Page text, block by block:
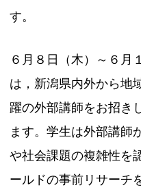
す。
６月８日（木）～６月
は，新潟県内外から地
躍の外部講師をお招き
ます。学生は外部講師
や社会課題の複雑性を
ールドの事前リサーチ